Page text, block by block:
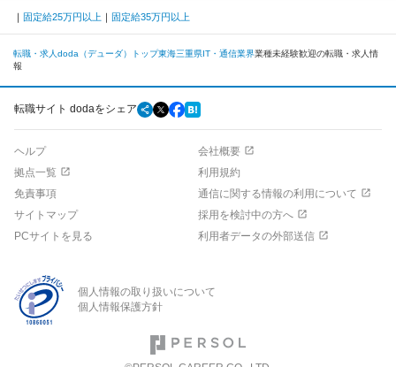
固定給25万円以上 固定給35万円以上
転職・求人doda（デューダ）トップ東海三重県IT・通信業界業種未経験歓迎の転職・求人情
報
転職サイト dodaをシェア
ヘルプ
会社概要
拠点一覧
利用規約
免責事項
通信に関する情報の利用について
サイトマップ
採用を検討中の方へ
PCサイトを見る
利用者データの外部送信
個人情報の取り扱いについて
個人情報保護方針